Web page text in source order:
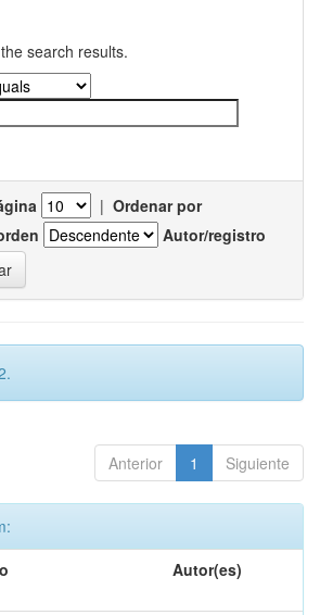
search results.
| Ordenar por
Autor/registro
Anterior 1 Siguiente
Autor(es)